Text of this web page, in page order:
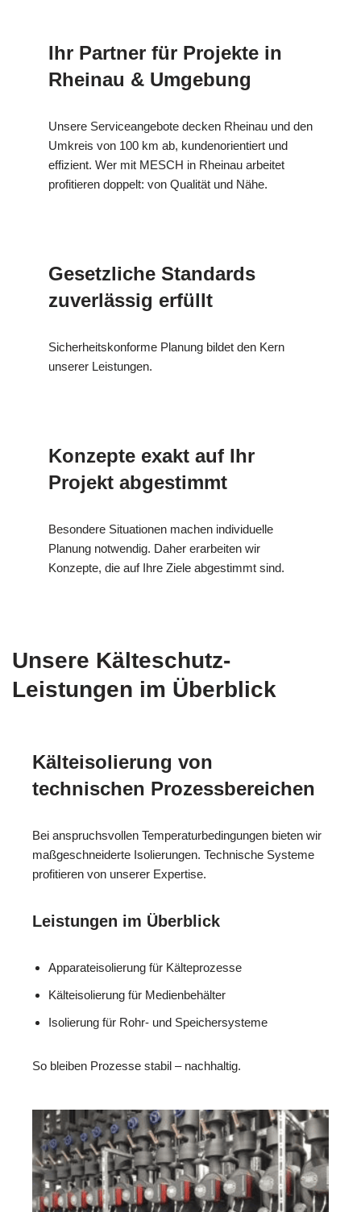
Ihr Partner für Projekte in
Rheinau & Umgebung
Unsere Serviceangebote decken Rheinau und den
Umkreis von 100 km ab, kundenorientiert und
effizient. Wer mit MESCH in Rheinau arbeitet
profitieren doppelt: von Qualität und Nähe.
Gesetzliche Standards
zuverlässig erfüllt
Sicherheitskonforme Planung bildet den Kern
unserer Leistungen.
Konzepte exakt auf Ihr
Projekt abgestimmt
Besondere Situationen machen individuelle
Planung notwendig. Daher erarbeiten wir
Konzepte, die auf Ihre Ziele abgestimmt sind.
Unsere Kälteschutz-
Leistungen im Überblick
Kälteisolierung von
technischen Prozessbereichen
Bei anspruchsvollen Temperaturbedingungen bieten wir
maßgeschneiderte Isolierungen. Technische Systeme
profitieren von unserer Expertise.
Leistungen im Überblick
Apparateisolierung für Kälteprozesse
Kälteisolierung für Medienbehälter
Isolierung für Rohr- und Speichersysteme
So bleiben Prozesse stabil – nachhaltig.